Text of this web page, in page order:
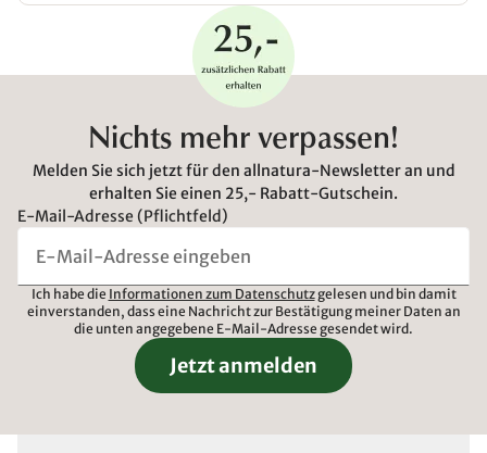
Nichts mehr verpassen!
Melden Sie sich jetzt für den allnatura-Newsletter an und
erhalten Sie einen 25,- Rabatt-Gutschein.
E-Mail-Adresse (Pflichtfeld)
Ich habe die Informationen zum Datenschutzgelesen und bin damit
einverstanden, dass eine Nachricht zur Bestätigung meiner Daten an
die unten angegebene E-Mail-Adresse gesendet wird.
Jetzt anmelden